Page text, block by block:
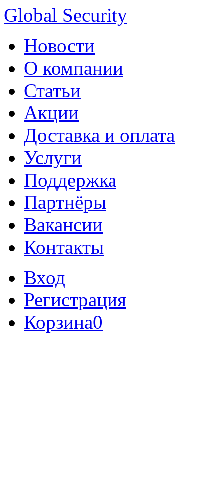
Global Security
Новости
О компании
Статьи
Акции
Доставка и оплата
Услуги
Поддержка
Партнёры
Вакансии
Контакты
Вход
Регистрация
Корзина0